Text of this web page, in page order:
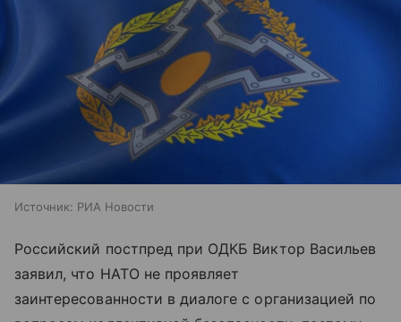
Источник: РИА Новости
Российский постпред при ОДКБ Виктор Васильев
заявил, что НАТО не проявляет
заинтересованности в диалоге с организацией по